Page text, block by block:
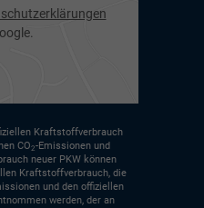
Kraftstoffverbrauch
CO2-Emissionen und
neuer PKW können
Kraftstoffverbrauch, die
und den offiziellen
werden, der an